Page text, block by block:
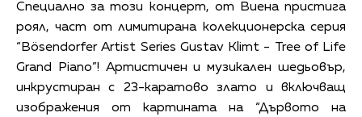
Специално за този концерт, от Виена пристига
роял, част от лимитирана колекционерска серия
“Bösendorfer Artist Series Gustav Klimt - Tree of Life
Grand Piano”! Артистичен и музикален шедьовър,
инкрустиран с 23-каратово злато и включващ
изображения от картината на “Дървото на